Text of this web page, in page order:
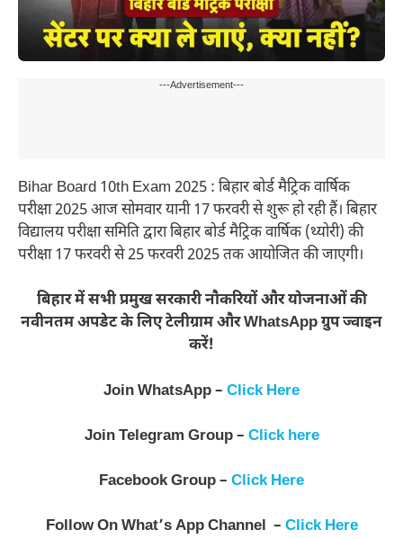
---Advertisement---
Bihar Board 10th Exam 2025 : बिहार बोर्ड मैट्रिक वार्षिक
परीक्षा 2025 आज सोमवार यानी 17 फरवरी से शुरू हो रही हैं। बिहार
विद्यालय परीक्षा समिति द्वारा बिहार बोर्ड मैट्रिक वार्षिक (थ्योरी) की
परीक्षा 17 फरवरी से 25 फरवरी 2025 तक आयोजित की जाएगी।
बिहार में सभी प्रमुख सरकारी नौकरियों और योजनाओं की
नवीनतम अपडेट के लिए टेलीग्राम और WhatsApp ग्रुप ज्वाइन
करें!
Join WhatsApp – Click Here
Join Telegram Group – Click here
Facebook Group – Click Here
Follow On What’s App Channel – Click Here